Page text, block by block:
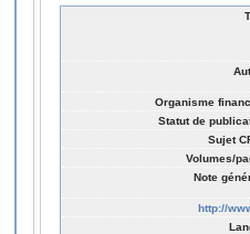
Organisme
Statut de
Sujet
Volumes/
Note
http://